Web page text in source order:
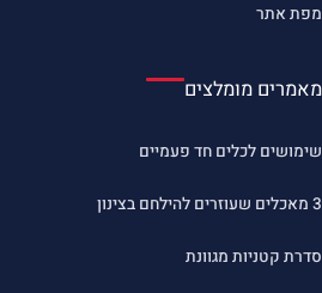
מפת אתר
מאמרים מומלצים
שימושים לכלים חד פעמיים
3 מאכלים שעוזרים להילחם בצינון
סדרת קטניות מגוונת